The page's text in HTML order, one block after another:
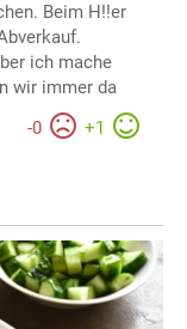
Beim H!!er
ich mache
wir immer da
-0 +1